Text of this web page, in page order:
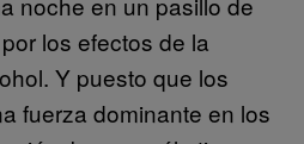
los efectos de la
Y puesto que los
fuerza dominante en los